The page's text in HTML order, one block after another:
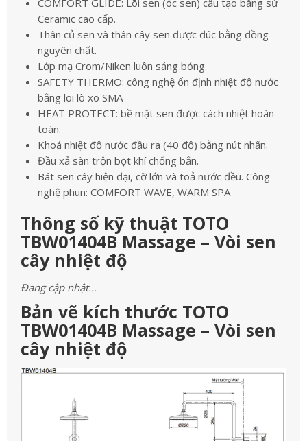
COMFORT GLIDE: Lõi sen (óc sen) cấu tạo bằng sứ
Ceramic cao cấp.
Thân củ sen và thân cây sen được đúc bằng đồng
nguyên chất.
Lớp mạ Crom/Niken luôn sáng bóng.
SAFETY THERMO: công nghệ ổn định nhiệt độ nước
bằng lõi lò xo SMA
HEAT PROTECT: bề mặt sen được cách nhiệt hoàn
toàn.
Khoá nhiệt độ nước đầu ra (40 độ) bằng nút nhấn.
Đầu xả sàn trộn bọt khí chống bắn.
Bát sen cây hiện đại, cỡ lớn và toả nước đều. Công
nghệ phun: COMFORT WAVE, WARM SPA
Thông số kỹ thuật TOTO
TBW01404B Massage – Vòi sen
cây nhiệt độ
Đang cập nhật…
Bản vẽ kích thước TOTO
TBW01404B Massage – Vòi sen
cây nhiệt độ